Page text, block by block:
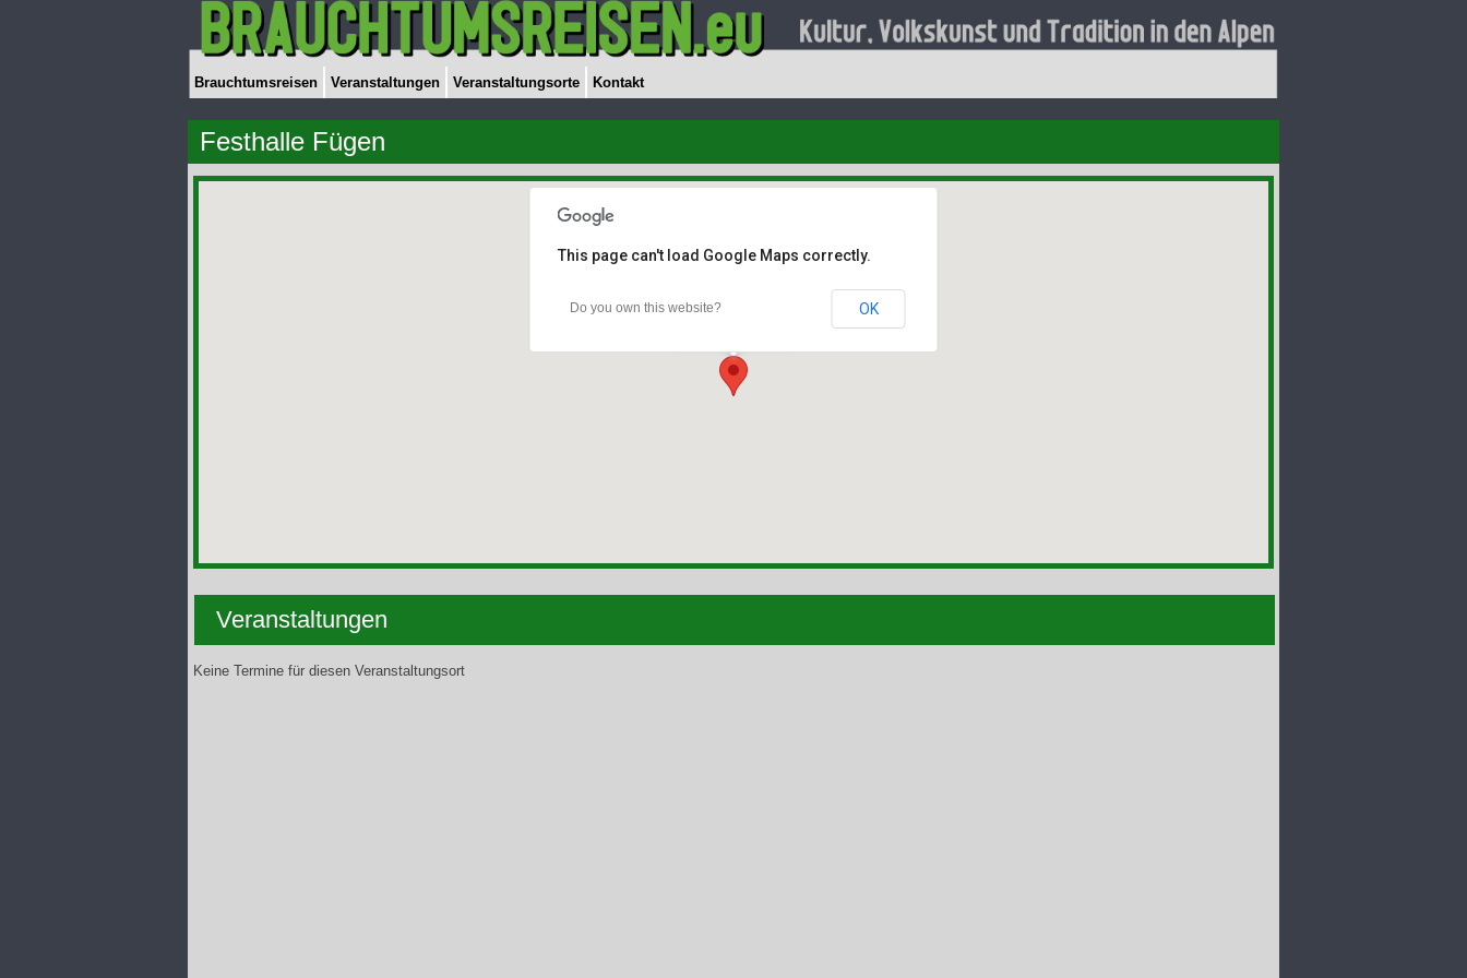
Brauchtumsreisen Veranstaltungen Veranstaltungsorte Kontakt
Festhalle Fügen
Festhalle Fügen
This page can't load Google Maps correctly.
Do you own this website? OK
Veranstaltungen
Keine Termine für diesen Veranstaltungsort